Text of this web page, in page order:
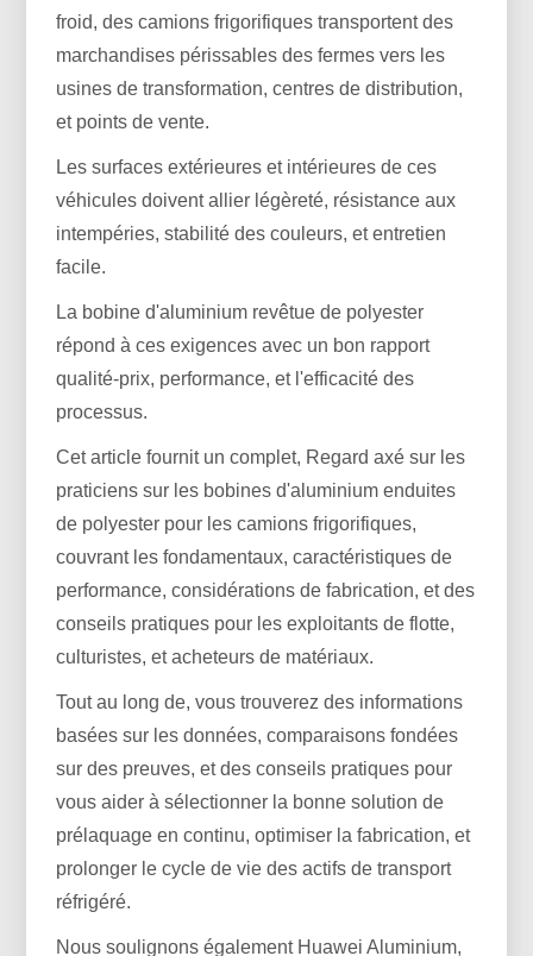
froid, des camions frigorifiques transportent des
marchandises périssables des fermes vers les
usines de transformation, centres de distribution,
et points de vente.
Les surfaces extérieures et intérieures de ces
véhicules doivent allier légèreté, résistance aux
intempéries, stabilité des couleurs, et entretien
facile.
La bobine d'aluminium revêtue de polyester
répond à ces exigences avec un bon rapport
qualité-prix, performance, et l'efficacité des
processus.
Cet article fournit un complet, Regard axé sur les
praticiens sur les bobines d'aluminium enduites
de polyester pour les camions frigorifiques,
couvrant les fondamentaux, caractéristiques de
performance, considérations de fabrication, et des
conseils pratiques pour les exploitants de flotte,
culturistes, et acheteurs de matériaux.
Tout au long de, vous trouverez des informations
basées sur les données, comparaisons fondées
sur des preuves, et des conseils pratiques pour
vous aider à sélectionner la bonne solution de
prélaquage en continu, optimiser la fabrication, et
prolonger le cycle de vie des actifs de transport
réfrigéré.
Nous soulignons également Huawei Aluminium,